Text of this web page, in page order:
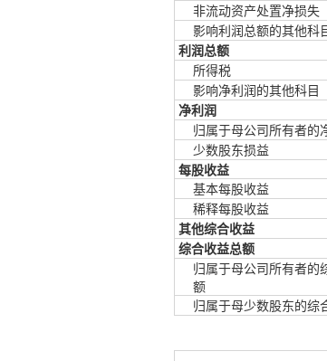
非流动资产处置净损失
影响利润总额的其他科
利润总额
所得税
影响净利润的其他科目
净利润
归属于母公司所有者的
少数股东损益
每股收益
基本每股收益
稀释每股收益
其他综合收益
综合收益总额
归属于母公司所有者的
额
归属于母少数股东的综